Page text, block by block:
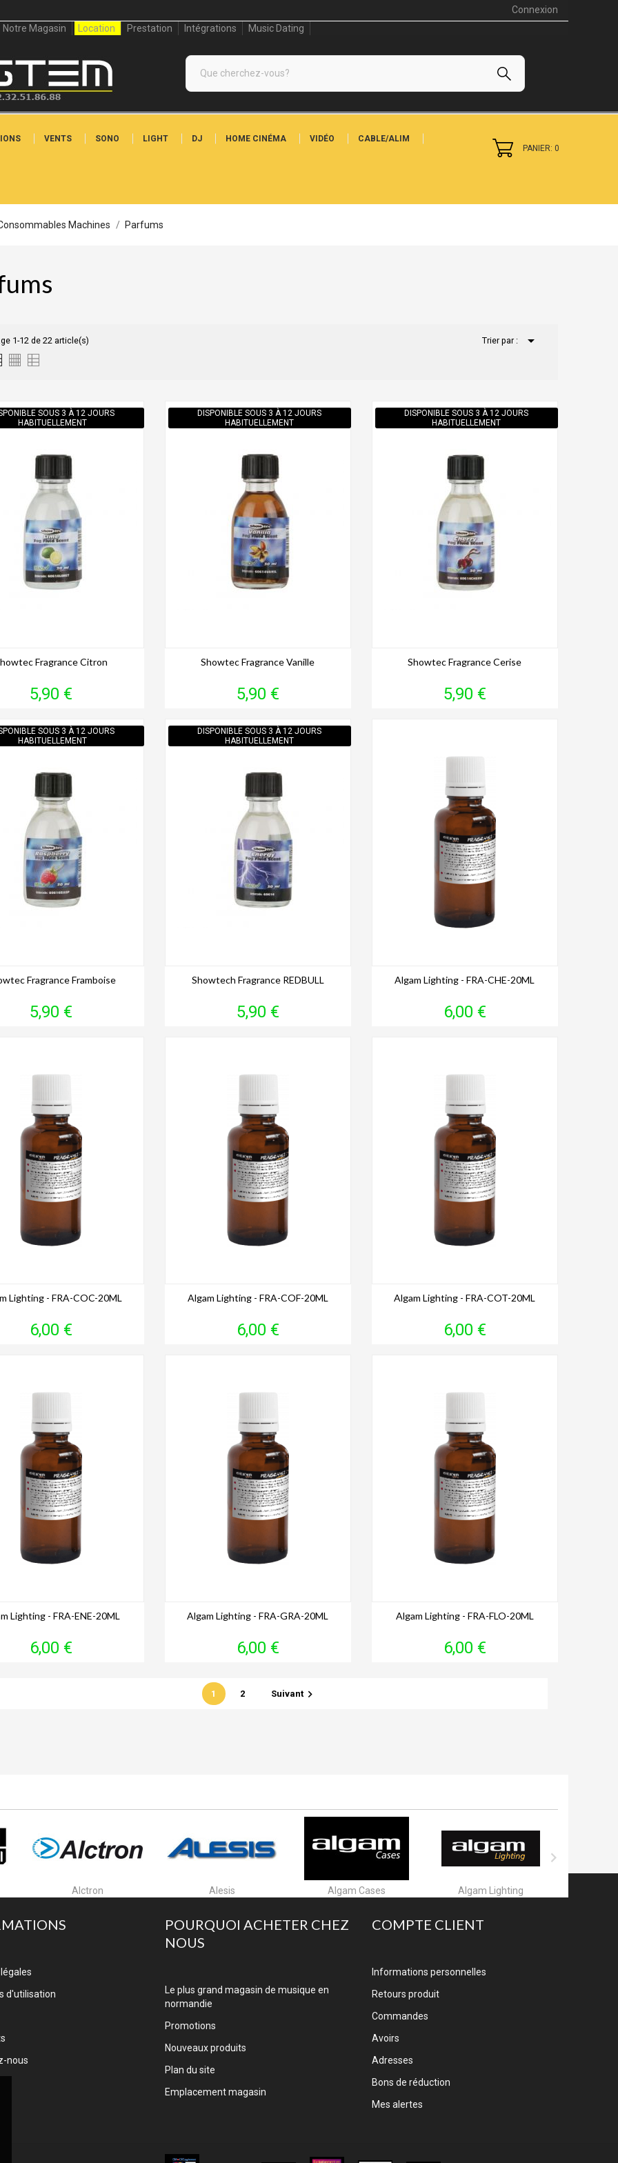
Connexion
Notre Magasin
Location Prestation Intégrations Music Dating
VENTS SONO LIGHT DJ HOME CINÉMA VIDÉO
CABLE/ALIM
PANIER: 0
Machines Parfums
1-12 de 22 article(s) Trier par : 
Fragrance Citron
Prix
5,90 €
SOUS 3 À 12 JOURS
HABITUELLEMENT
Showtec Fragrance Vanille
Prix
5,90 €
DISPONIBLE SOUS 3 À 12 JOURS
HABITUELLEMENT
Showtec Fragrance Cerise
Prix
5,90 €
DISPONIBLE SOUS 3 À 12 JOURS
HABITUELLEMENT
Fragrance Framboise
Prix
5,90 €
SOUS 3 À 12 JOURS
HABITUELLEMENT
Showtech Fragrance REDBULL
Prix
5,90 €
DISPONIBLE SOUS 3 À 12 JOURS
HABITUELLEMENT
Algam Lighting - FRA-CHE-20ML
Prix
6,00 €
Lighting - FRA-COC-20ML
Prix
6,00 €
Algam Lighting - FRA-COF-20ML
Prix
6,00 €
Algam Lighting - FRA-COT-20ML
Prix
6,00 €
Lighting - FRA-ENE-20ML
Prix
6,00 €
Algam Lighting - FRA-GRA-20ML
Prix
6,00 €
Algam Lighting - FRA-FLO-20ML
Prix
6,00 €
1 2 Suivant 
Alesis Algam Cases Algam Lighting Allen & Heath

d'utilisation
nous
POURQUOI ACHETER CHEZ
NOUS
Le plus grand magasin de musique en
normandie
Promotions
Nouveaux produits
Plan du site
Emplacement magasin
COMPTE CLIENT
Informations personnelles
Retours produit
Commandes
Avoirs
Adresses
Bons de réduction
Mes alertes